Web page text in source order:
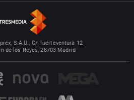
S.A.U., C/ Fuerteventura 12
de los Reyes, 28703 Madrid